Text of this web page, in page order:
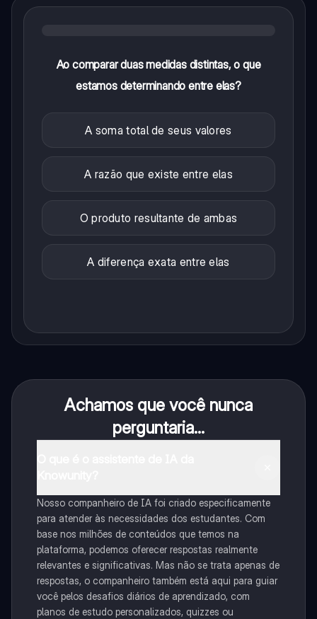
Ao comparar duas medidas distintas, o que
estamos determinando entre elas?
A soma total de seus valores
A razão que existe entre elas
O produto resultante de ambas
A diferença exata entre elas
Achamos que você nunca
perguntaria...
Nosso companheiro de IA foi criado especificamente
para atender às necessidades dos estudantes. Com
base nos milhões de conteúdos que temos na
plataforma, podemos oferecer respostas realmente
relevantes e significativas. Mas não se trata apenas de
respostas, o companheiro também está aqui para guiar
você pelos desafios diários de aprendizado, com
planos de estudo personalizados, quizzes ou